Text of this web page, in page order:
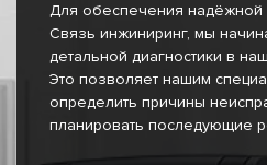
Для обеспечения
Связь инжиниринг, мы
детальной диагностики в
Это позволяет нашим
определить причины
планировать последующие